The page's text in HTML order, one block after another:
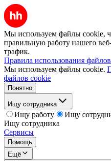
Мы используем файлы cookie,
правильную работу нашего
трафик.
Правила использования
Мы используем файлы cookie.
файлов cookie
Понятно
Ищу сотрудника
Ищу работу
Ищу
Ищу сотрудника
Сервисы
Помощь
Ещё